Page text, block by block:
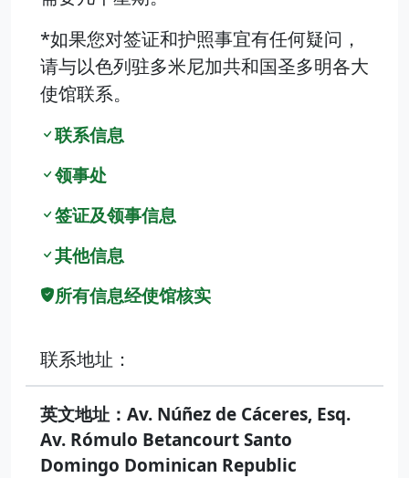
*如果您对签证和护照事宜有任何疑问，
请与以色列驻多米尼加共和国圣多明各大
使馆联系。
联系信息
领事处
签证及领事信息
其他信息
所有信息经使馆核实
联系地址：
英文地址：Av. Núñez de Cáceres, Esq.
Av. Rómulo Betancourt Santo
Domingo Dominican Republic